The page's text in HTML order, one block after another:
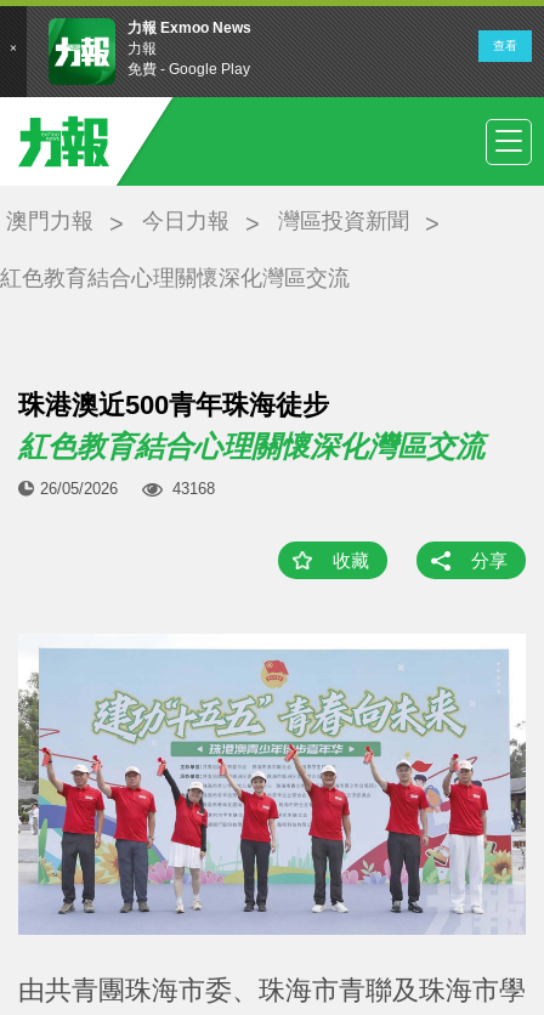
澳門力報 今日力報 灣區投資新聞
紅色教育結合心理關懷深化灣區交流
珠港澳近500青年珠海徒步
紅色教育結合心理關懷深化灣區交流
26/05/2026 43168
收藏 分享
由共青團珠海市委、珠海市青聯及珠海市學